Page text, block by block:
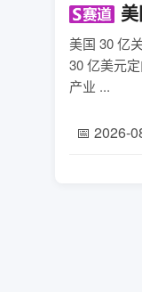
美国 30 亿
30 亿美元
产业 ...
📅 2026-